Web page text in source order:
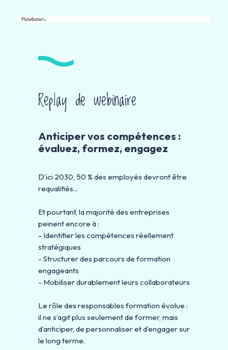
Replay de webinaire
Anticiper vos compétences :
évaluez, formez, engagez
D’ici 2030, 50 % des employés devront être
requalifiés...
Et pourtant, la majorité des entreprises
peinent encore à :
- Identifier les compétences réellement
stratégiques
- Structurer des parcours de formation
engageants
- Mobiliser durablement leurs collaborateurs
Le rôle des responsables formation évolue :
il ne s’agit plus seulement de former, mais
d’anticiper, de personnaliser et d’engager sur
le long terme.